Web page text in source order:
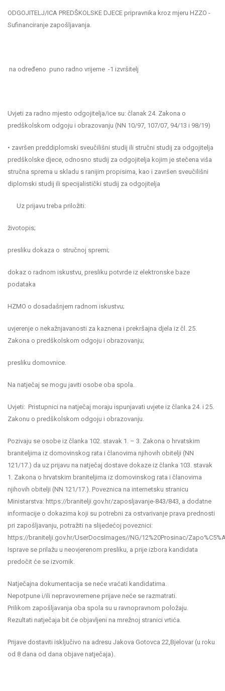
ODGOJITELJ/ICA PREDŠKOLSKE DJECE pripravnika kroz mjeru HZZO -
Sufinanciranje zapošljavanja.
na određeno puno radno vrijeme -1 izvršitelj
Uvjeti za radno mjesto odgojitelja/ice su: članak 24. Zakona o
predškolskom odgoju i obrazovanju (NN 10/97, 107/07, 94/13 i 98/19)
• završen preddiplomski sveučilišni studij ili stručni studij za odgojitelja
predškolske djece, odnosno studij za odgojitelja kojim je stečena viša
stručna sprema u skladu s ranijim propisima, kao i završen sveučilišni
diplomski studij ili specijalistički studij za odgojitelja
Uz prijavu treba priložiti:
životopis;
presliku dokaza o stručnoj spremi;
dokaz o radnom iskustvu, presliku potvrde iz elektronske baze
podataka
HZMO o dosadašnjem radnom iskustvu;
uvjerenje o nekažnjavanosti za kaznena i prekršajna djela iz čl. 25.
Zakona o predškolskom odgoju i obrazovanju;
presliku domovnice.
Na natječaj se mogu javiti osobe oba spola.
Uvjeti: Pristupnici na natječaj moraju ispunjavati uvjete iz članka 24. i 25.
Zakonu o predškolskom odgoju i obrazovanju.
Pozivaju se osobe iz članka 102. stavak 1. – 3. Zakona o hrvatskim
braniteljima iz domovinskog rata i članovima njihovih obitelji (NN
121/17.) da uz prijavu na natječaj dostave dokaze iz članka 103. stavak
1. Zakona o hrvatskim braniteljima iz domovinskog rata i članovima
njihovih obitelji (NN 121/17.). Poveznica na internetsku stranicu
Ministarstva: https://branitelji.gov.hr/zaposljavanje-843/843, a dodatne
informacije o dokazima koji su potrebni za ostvarivanje prava prednosti
pri zapošljavanju, potražiti na slijedećoj poveznici:
https://branitelji.gov.hr/UserDocsImages//NG/12%20Prosinac/
Isprave se prilažu u neovjerenom presliku, a prije izbora kandidata
predočit će se izvornik.
Natječajna dokumentacija se neće vraćati kandidatima.
Nepotpune i/ili nepravovremene prijave neće se razmatrati.
Prilikom zapošljavanja oba spola su u ravnopravnom položaju.
Rezultati natječaja bit će objavljeni na mrežnoj stranici vrtića.
Prijave dostaviti isključivo na adresu Jakova Gotovca 22,Bjelovar (u roku
od 8 dana od dana objave natječaja).